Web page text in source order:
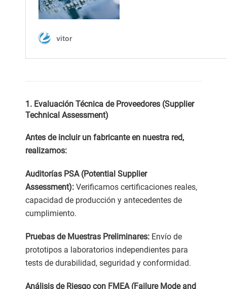
1. Evaluación Técnica de Proveedores (Supplier
Technical Assessment)
Antes de incluir un fabricante en nuestra red,
realizamos:
Auditorías PSA (Potential Supplier
Assessment): Verificamos certificaciones reales,
capacidad de producción y antecedentes de
cumplimiento.
Pruebas de Muestras Preliminares: Envío de
prototipos a laboratorios independientes para
tests de durabilidad, seguridad y conformidad.
Análisis de Riesgo con FMEA (Failure Mode and